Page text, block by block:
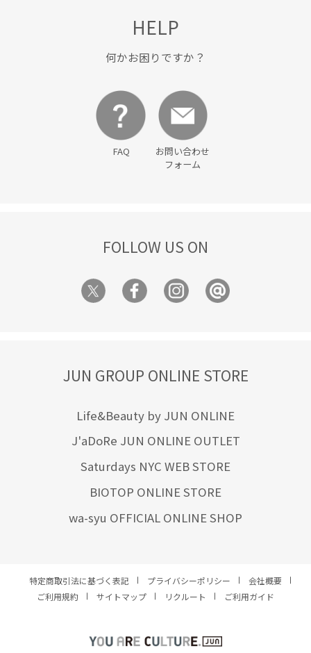
HELP
何かお困りですか？
FAQ
お問い合わせ
フォーム
FOLLOW US ON
JUN GROUP ONLINE STORE
Life&Beauty by JUN ONLINE
J'aDoRe JUN ONLINE OUTLET
Saturdays NYC WEB STORE
BIOTOP ONLINE STORE
wa-syu OFFICIAL ONLINE SHOP
特定商取引法に基づく表記 プライバシーポリシー
会社概要
ご利用規約
サイトマップ リクルート ご利用ガイド